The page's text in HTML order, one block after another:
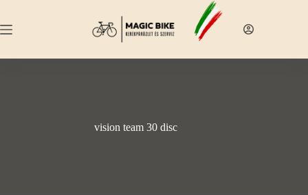
content
vision team 30 disc